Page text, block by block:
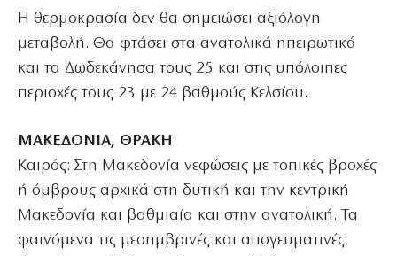
Η θερμοκρασία δεν θα σημειώσει αξιόλογη
μεταβολή. Θα φτάσει στα ανατολικά ηπειρωτικά
και τα Δωδεκάνησα τους 25 και στις υπόλοιπες
περιοχές τους 23 με 24 βαθμούς Κελσίου.
ΜΑΚΕΔΟΝΙΑ, ΘΡΑΚΗ
Καιρός: Στη Μακεδονία νεφώσεις με τοπικές βροχές
ή όμβρους αρχικά στη δυτική και την κεντρική
Μακεδονία και βαθμιαία και στην ανατολική. Τα
φαινόμενα τις μεσημβρινές και απογευματινές